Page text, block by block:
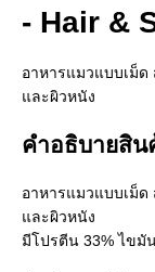
- Hair &
อาหารแมวแบบเม็
และผิวหนัง
คำอธิบายสิน
อาหารแมวแบบเม็
และผิวหนัง
มีโปรตีน 33% ไขมั